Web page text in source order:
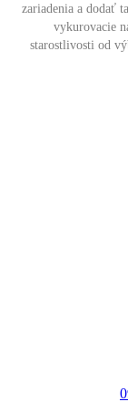
zariadenia a dodať
vykurovacie
starostlivosti od